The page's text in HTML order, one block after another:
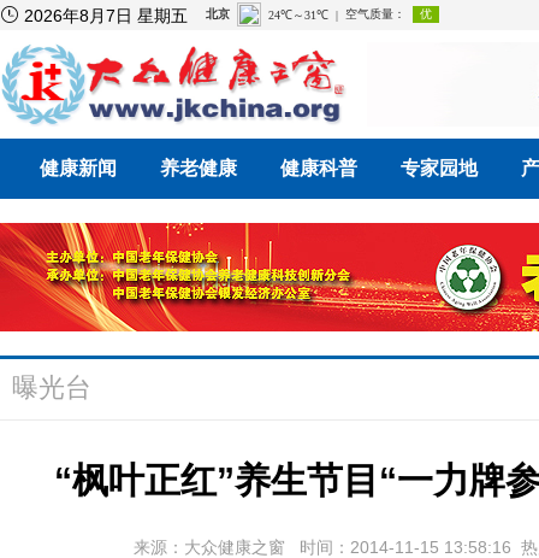
 2026年8月7日 星期五
健康新闻 养老健康 健康科普 专家园地
曝光台
“枫叶正红”养生节目“一力牌
来源：大众健康之窗 时间：2014-11-15 13:58:16